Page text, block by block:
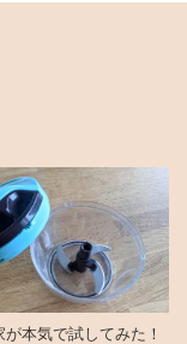
が本気で試してみた！